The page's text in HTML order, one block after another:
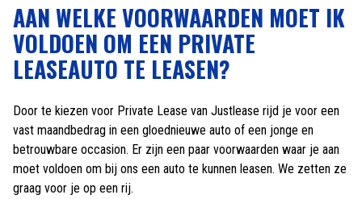
AAN WELKE VOORWAARDEN MOET IK
VOLDOEN OM EEN PRIVATE
LEASEAUTO TE LEASEN?
Door te kiezen voor Private Lease van Justlease rijd je voor een
vast maandbedrag in een gloednieuwe auto of een jonge en
betrouwbare occasion. Er zijn een paar voorwaarden waar je aan
moet voldoen om bij ons een auto te kunnen leasen. We zetten ze
graag voor je op een rij.